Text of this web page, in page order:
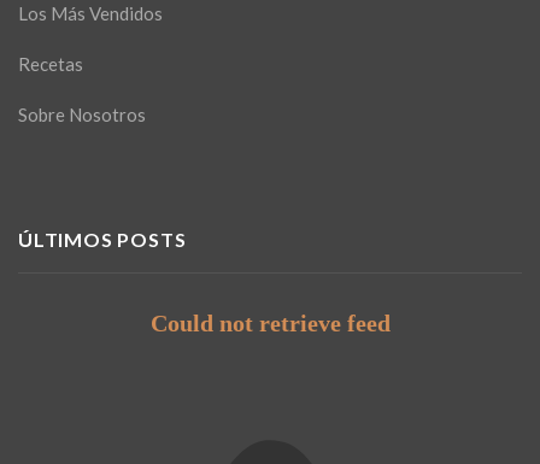
Los Más Vendidos
Recetas
Sobre Nosotros
ÚLTIMOS POSTS
Could not retrieve feed